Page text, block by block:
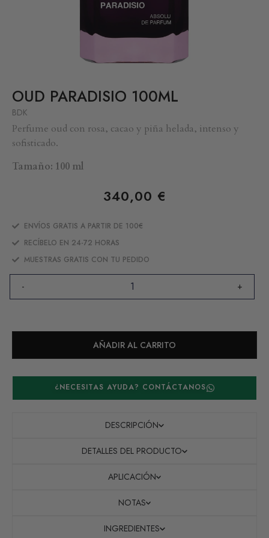
OUD PARADISIO 100ML
BDK
Perfume oud con rosa, cacao y piña helada, intenso y
sofisticado.
Tamaño: 100 ml
340,00 €
ENVÍOS GRATIS A PARTIR DE 100€
RECÍBELO EN 24-72 HORAS
MUESTRAS GRATIS CON TU PEDIDO
- +
AÑADIR AL CARRITO
¿NECESITAS AYUDA? CONTÁCTANOS
DESCRIPCIÓN
DETALLES DEL PRODUCTO
APLICACIÓN
NOTAS
INGREDIENTES